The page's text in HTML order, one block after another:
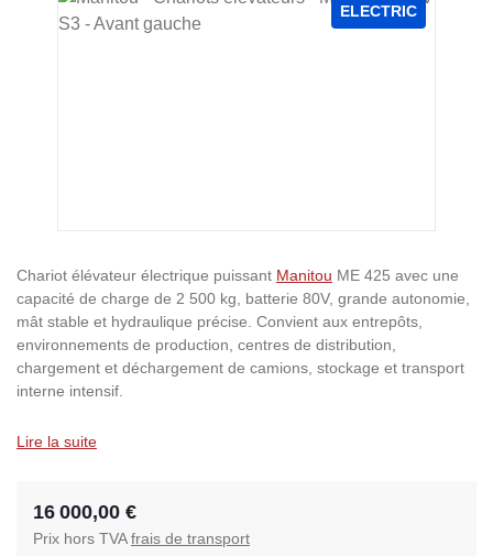
ELECTRIC
Chariot élévateur électrique puissant Manitou ME 425 avec une
capacité de charge de 2 500 kg, batterie 80V, grande autonomie,
mât stable et hydraulique précise. Convient aux entrepôts,
environnements de production, centres de distribution,
chargement et déchargement de camions, stockage et transport
interne intensif.
Lire la suite
16 000,00 €
Prix hors TVAfrais de transport